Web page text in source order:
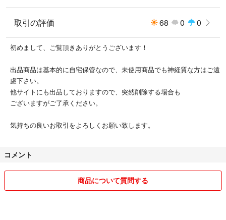
取引の評価 68 0 0
初めまして、ご覧頂きありがとうございます！
出品商品は基本的に自宅保管なので、未使用商品でも神経質な方はご遠
慮下さい。
他サイトにも出品しておりますので、突然削除する場合も
ございますがご了承ください。
気持ちの良いお取引をよろしくお願い致します。
コメント
商品について質問する